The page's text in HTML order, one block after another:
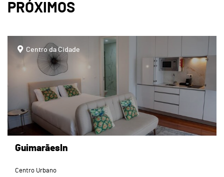
PRÓXIMOS
Centro da Cidade
GuimarãesIn
Centro Urbano